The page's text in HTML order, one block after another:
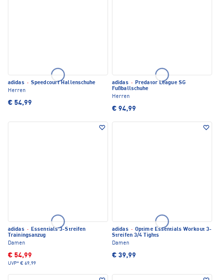
adidas · Speedcourt Hallenschuhe
Herren
€ 54,99
adidas · Predator League SG
Fußballschuhe
Herren
€ 94,99
adidas · Essentials 3-Streifen
Trainingsanzug
Damen
€ 54,99
UVP* € 69,99
adidas · Optime Essentials Workout 3-
Streifen 3/4 Tights
Damen
€ 39,99